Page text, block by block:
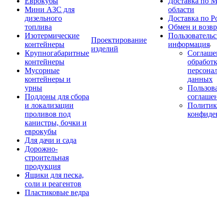
Мини АЗС для
дизельного
топлива
Изотермические
контейнеры
Крупногабаритные
контейнеры
Мусорные
контейнеры и
урны
Поддоны для сбора
и локализации
проливов под
канистры, бочки и
еврокубы
Для дачи и сада
Дорожно-
строительная
продукция
Ящики для песка,
соли и реагентов
Пластиковые ведра
Проектирование
изделий
области
Доставка по
Обмен и
информация
данных